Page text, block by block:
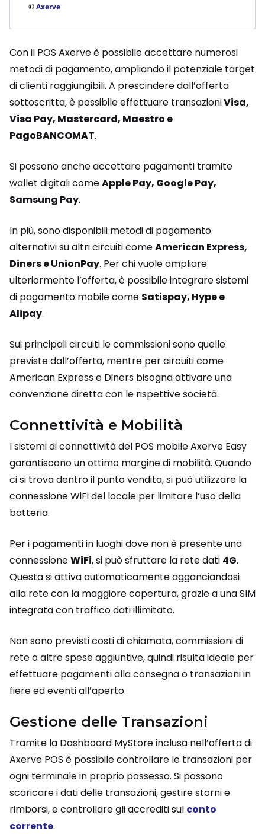
©Axerve
Con il POS Axerve è possibile accettare numerosi
metodi di pagamento, ampliando il potenziale target
di clienti raggiungibili. A prescindere dall’offerta
sottoscritta, è possibile effettuare transazioniVisa,
Visa Pay, Mastercard, Maestro e
PagoBANCOMAT.
Si possono anche accettare pagamenti tramite
wallet digitali comeApple Pay, Google Pay,
Samsung Pay.
In più, sono disponibili metodi di pagamento
alternativi su altri circuiti comeAmerican Express,
Diners e UnionPay. Per chi vuole ampliare
ulteriormente l’offerta, è possibile integrare sistemi
di pagamento mobile come Satispay, Hype e
Alipay.
Sui principali circuiti le commissioni sono quelle
previste dall’offerta, mentre per circuiti come
American Express e Diners bisogna attivare una
convenzione diretta con le rispettive società.
Connettività e Mobilità
I sistemi di connettività del POS mobile Axerve Easy
garantiscono un ottimo margine di mobilità. Quando
ci si trova dentro il punto vendita, si può utilizzare la
connessione WiFi del locale per limitare l’uso della
batteria.
Per i pagamenti in luoghi dove non è presente una
connessioneWiFi, si può sfruttare la rete dati 4G.
Questa si attiva automaticamente agganciandosi
alla rete con la maggiore copertura, grazie a una SIM
integrata con traffico dati illimitato.
Non sono previsti costi di chiamata, commissioni di
rete o altre spese aggiuntive, quindi risulta ideale per
effettuare pagamenti alla consegna o transazioni in
fiere ed eventi all’aperto.
Gestione delle Transazioni
Tramite la Dashboard MyStore inclusa nell’offerta di
Axerve POS è possibile controllare le transazioni per
ogni terminale in proprio possesso. Si possono
scaricare i dati delle transazioni, gestire storni e
rimborsi, e controllare gli accrediti sul conto
corrente.